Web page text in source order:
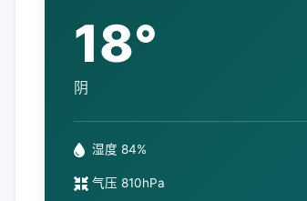
18°
阴
湿度 84%
气压 810hPa